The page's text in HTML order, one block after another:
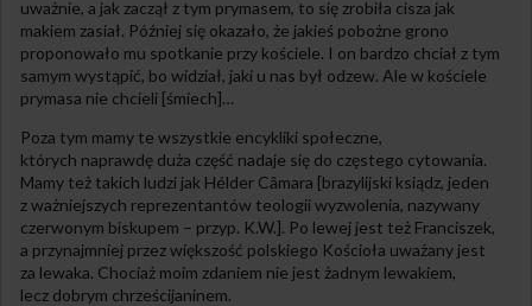
uważnie, a jak zaczął z tym prymasem, to się zrobiła cisza jak
makiem zasiał. Później się okazało, że jakieś pobożne grono
proponowało mu spotkanie przy kościele. I on bardzo chciał z tym
samym wystąpić, bo widział, jaki u nas był odzew. Ale w kościele
prymasa nie chcieli [śmiech]…
Poza tym mamy te wszystkie encykliki społeczne,
których naprawdę duża część nadaje się do częstego cytowania.
Mamy też takich ludzi jak Hélder Câmara [brazylijski ksiądz, jeden
z ważniejszych reprezentantów teologii wyzwolenia, nazywany
czerwonym biskupem – przyp. K.W.]. Po lewej jest też Franciszek,
a przynajmniej przez większość polskiego Kościoła uważany jest
za lewaka. Chociaż moim zdaniem nie jest żadnym lewakiem,
lecz dobrym chrześcijaninem.